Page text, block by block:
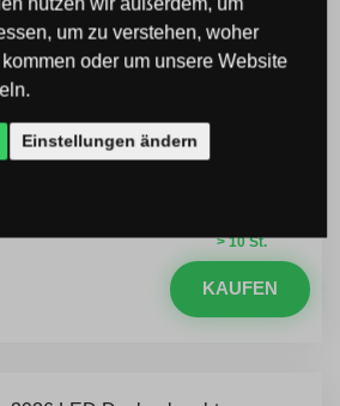
Deckenleuchte Lucas 1x24w
> 10 St.
KAUFEN
um zu verstehen, woher
oder um unsere Website
Einstellungen ändern